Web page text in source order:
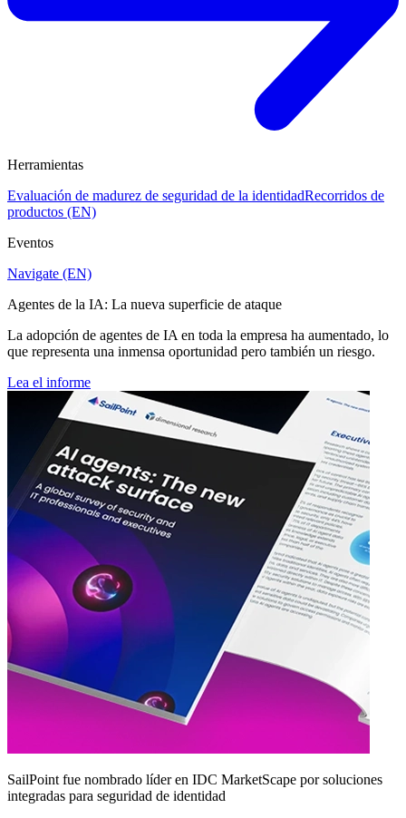
Herramientas
Evaluación de madurez de seguridad de la identidadRecorridos de
productos (EN)
Eventos
Navigate (EN)
Agentes de la IA: La nueva superficie de ataque
La adopción de agentes de IA en toda la empresa ha aumentado, lo
que representa una inmensa oportunidad pero también un riesgo.
Lea el informe
SailPoint fue nombrado líder en IDC MarketScape por soluciones
integradas para seguridad de identidad